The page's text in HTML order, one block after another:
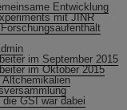
Entwicklung
mit JINR
im September 2015
im Oktober 2015
GSI war dabei